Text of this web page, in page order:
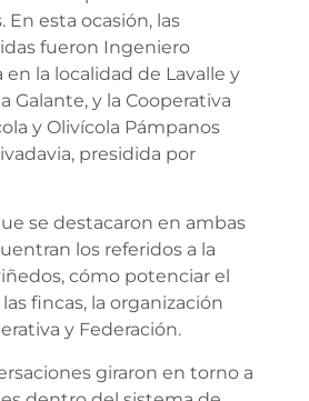
En esta ocasión, las
fueron Ingeniero
la localidad de Lavalle y
Galante, y la Cooperativa
y Olivícola Pámpanos
presidida por
se destacaron en ambas
los referidos a la
cómo potenciar el
fincas, la organización
y Federación.
giraron en torno a